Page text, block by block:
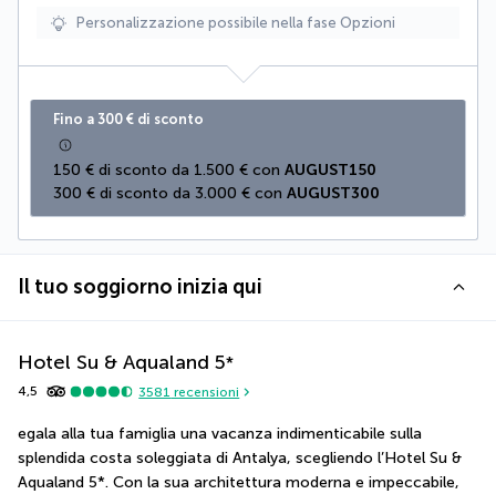
Personalizzazione possibile nella fase Opzioni
Fino a 300 € di sconto
150 € di sconto da 1.500 € con AUGUST150
300 € di sconto da 3.000 € con AUGUST300
Il tuo soggiorno inizia qui
Hotel Su & Aqualand 5*
4,5 3581 recensioni
egala alla tua famiglia una vacanza indimenticabile sulla
splendida costa soleggiata di Antalya, scegliendo l’Hotel Su &
Aqualand 5*. Con la sua architettura moderna e impeccabile,